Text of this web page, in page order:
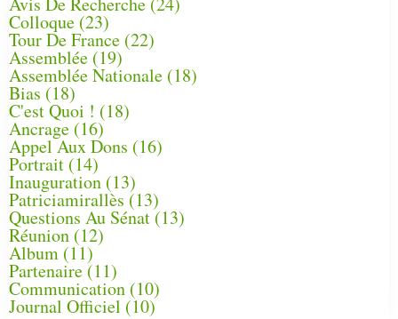
Colloque (23)
Tour De France (22)
Assemblée (19)
Assemblée Nationale (18)
Bias (18)
C'est Quoi ! (18)
Ancrage (16)
Appel Aux Dons (16)
Portrait (14)
Inauguration (13)
Patriciamirallès (13)
Questions Au Sénat(13)
Réunion (12)
Album (11)
Partenaire(11)
Communication (10)
Journal Officiel (10)